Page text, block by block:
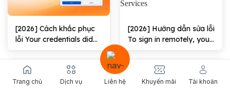
[2026] Cách khắc phục
lỗi Your credentials did
[2026] Hướng dẫn sửa lỗi
To sign in remotely, you
need the right to sign in
through Remote
Desktop Services hiệu
quả
Trang chủ Dịch vụ Liên hệ Khuyến mãi Tài khoản